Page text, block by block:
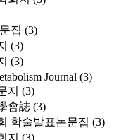
집 (3)
(3)
(3)
Journal (3)
지 (3)
會誌 (3)
학술발표논문집 (3)
지 (3)